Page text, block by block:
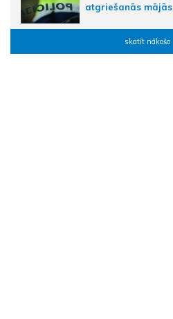
atgriešanās mājās
skatīt nākošo